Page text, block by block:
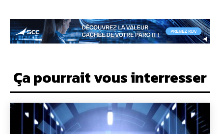
Ça pourrait vous interresser